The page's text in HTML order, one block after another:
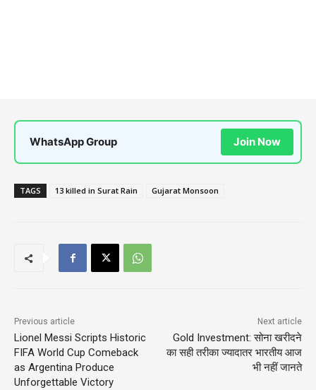
WhatsApp Group Join Now
TAGS 13 killed in Surat Rain Gujarat Monsoon
Previous article
Lionel Messi Scripts Historic
FIFA World Cup Comeback
as Argentina Produce
Unforgettable Victory
Next article
Gold Investment: सोना खरीदने
का सही तरीका ज्यादातर भारतीय आज
भी नहीं जानते